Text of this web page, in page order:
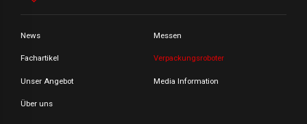
News Messen
Fachartikel Verpackungsroboter
Unser Angebot Media Information
Über uns